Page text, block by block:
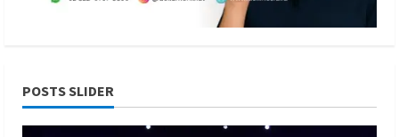
POSTS SLIDER